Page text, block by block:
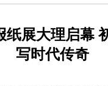
纸展大理启幕
写时代传奇